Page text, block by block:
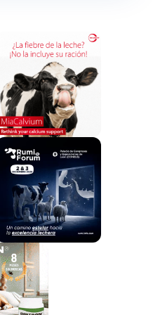
sido que el barco
con ganado e intervenido por la
muelle de Crinavis, en San Roque
Ragel)
responder laAutoridad
(APBA), que ha
a cumplir una orden
“en ningún caso tenía
de Algeciras”
adoptadas
que
labor coordinada por
las administraciones